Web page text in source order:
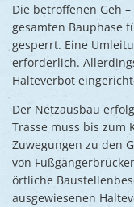
Die betroffenen Geh
gesamten Bauphase
gesperrt. Eine
erforderlich.
Halteverbot
Der Netzausbau
Trasse muss bis zum
Zuwegungen zu den
von
örtliche
ausgewiesenen